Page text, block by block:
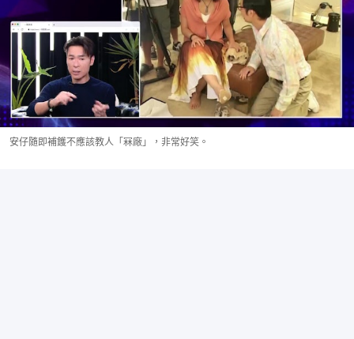
安仔隨即補鑊不應該教人「冧廠」，非常好笑。